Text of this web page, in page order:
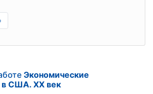
Экономические
в США. XX век